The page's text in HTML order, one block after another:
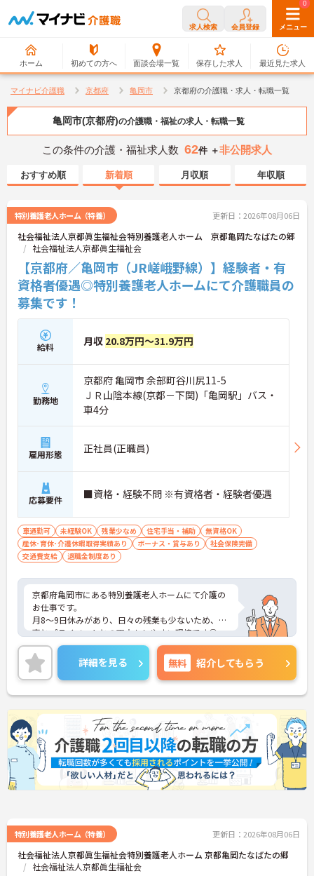
求人検索 会員登録 メニュー
ホーム 初めての方へ 面談会場一覧
0
保存した求人
0
最近見た求人
マイナビ介護職 京都府 亀岡市 京都府の介護職・求人・転職一覧
亀岡市(京都府)の介護職・福祉の求人・転職一覧
この条件の介護・福祉求人数 62件 ＋非公開求人
おすすめ順 新着順 月収順 年収順
特別養護老人ホーム（特養） 更新日：2026年08月06日
社会福祉法人京都眞生福祉会特別養護老人ホーム 京都亀岡たなばたの郷
社会福祉法人京都眞生福祉会
【京都府／亀岡市（JR嵯峨野線）】経験者・有
資格者優遇◎特別養護老人ホームにて介護職員の
募集です！
給料 月収 20.8万円～31.9万円
勤務地
京都府 亀岡市 余部町谷川尻11-5
ＪＲ山陰本線(京都－下関)「亀岡駅」バス・
車4分
雇用形態 正社員(正職員)
応募要件 ■資格・経験不問 ※有資格者・経験者優遇
車通勤可 未経験OK 残業少なめ 住宅手当・補助
無資格OK
産休･育休･介護休暇取得実績あり
ボーナス・賞与あり
社会保険完備
交通費支給
退職金制度あり
京都府亀岡市にある特別養護老人ホームにて介護の
お仕事です。
月8～9日休みがあり、日々の残業も少ないため、仕
事とプライベートとの両立もしやすい環境です◎
ご興味がある方は是非一度マイナビまでお問い合わ
せください。さらに詳細などお伝えします！
詳細を見る 無料 紹介してもらう
特別養護老人ホーム（特養） 更新日：2026年08月06日
社会福祉法人京都眞生福祉会特別養護老人ホーム 京都亀岡たなばたの郷
社会福祉法人京都眞生福祉会